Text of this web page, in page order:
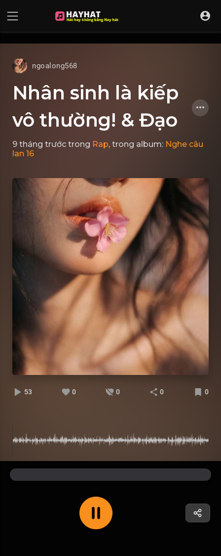
ngoalong568
Nhân sinh là kiếp
vô thường! & Đạo
9 tháng trước trong Rap, trong album: Nghe câu
lan 16
53 0 0 0 0